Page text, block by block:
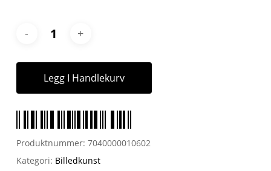
Legg I Handlekurv
Produktnummer: 7040000010602
Kategori: Billedkunst